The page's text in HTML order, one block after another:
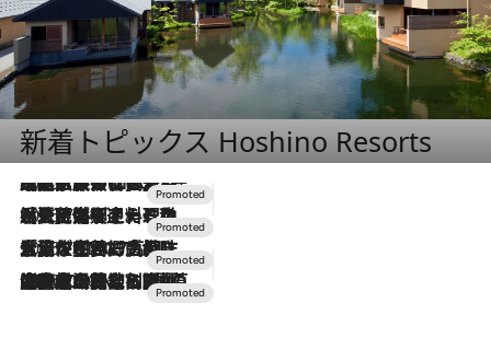
新着トピックス Hoshino Resorts
2026.7.31
【ホテル帰省】という選択肢をOMOが提案。家族とほどよい距離を保つには「昼は実家、夜は気兼ねなくホテルで！」
2026.7.24
【夏限定ディナーコース】旬を迎える稚鮎や花ズッキーニなどをイタリア・トスカーナの郷土料理の手法で満喫！
2026.7.17
「土佐和ハーブかき氷」がOMO7高知に登場！生姜、山椒、大葉など目にも舌にも涼を呼ぶ郷土の味
2026.7.10
NEW OPEN！【界 草津】名湯の地に誕生。趣の異なる2種の温泉と上州ならではの会席・蕎麦割烹など美食を味わう究極の癒やし旅